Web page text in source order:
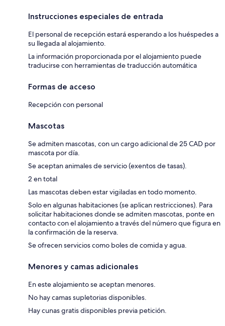
Instrucciones especiales de entrada
El personal de recepción estará esperando a los huéspedes a
su llegada al alojamiento.
La información proporcionada por el alojamiento puede
traducirse con herramientas de traducción automática
Formas de acceso
Recepción con personal
Mascotas
Se admiten mascotas, con un cargo adicional de 25 CAD por
mascota por día.
Se aceptan animales de servicio (exentos de tasas).
2 en total
Las mascotas deben estar vigiladas en todo momento.
Solo en algunas habitaciones (se aplican restricciones). Para
solicitar habitaciones donde se admiten mascotas, ponte en
contacto con el alojamiento a través del número que figura en
la confirmación de la reserva.
Se ofrecen servicios como boles de comida y agua.
Menores y camas adicionales
En este alojamiento se aceptan menores.
No hay camas supletorias disponibles.
Hay cunas gratis disponibles previa petición.